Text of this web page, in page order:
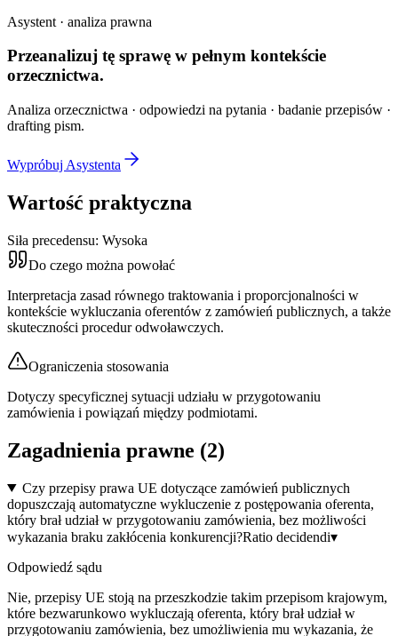
Asystent · analiza prawna
Przeanalizuj tę sprawę w pełnym kontekście
orzecznictwa.
Analiza orzecznictwa · odpowiedzi na pytania · badanie przepisów ·
drafting pism.
Wypróbuj Asystenta
Wartość praktyczna
Siła precedensu: Wysoka
Do czego można powołać
Interpretacja zasad równego traktowania i proporcjonalności w
kontekście wykluczania oferentów z zamówień publicznych, a także
skuteczności procedur odwoławczych.
Ograniczenia stosowania
Dotyczy specyficznej sytuacji udziału w przygotowaniu
zamówienia i powiązań między podmiotami.
Zagadnienia prawne (2)
Czy przepisy prawa UE dotyczące zamówień publicznych
dopuszczają automatyczne wykluczenie z postępowania oferenta,
który brał udział w przygotowaniu zamówienia, bez możliwości
wykazania braku zakłócenia konkurencji?Ratio decidendi▾
Odpowiedź sądu
Nie, przepisy UE stoją na przeszkodzie takim przepisom krajowym,
które bezwarunkowo wykluczają oferenta, który brał udział w
przygotowaniu zamówienia, bez umożliwienia mu wykazania, że